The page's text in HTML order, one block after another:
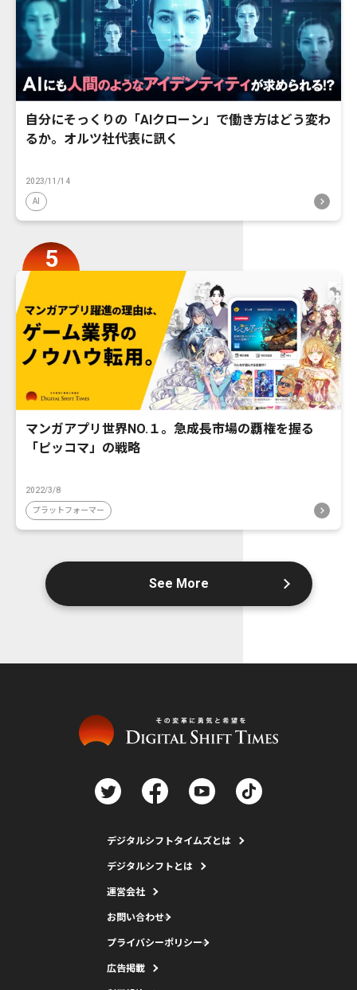
自分にそっくりの「AIクローン」で働き方はどう変わ
るか。オルツ社代表に訊く
2023/11/14
AI
マンガアプリ世界NO.１。急成長市場の覇権を握る
「ピッコマ」の戦略
2022/3/8
プラットフォーマー
See More
デジタルシフトタイムズとは
デジタルシフトとは
運営会社
お問い合わせ
プライバシーポリシー
広告掲載